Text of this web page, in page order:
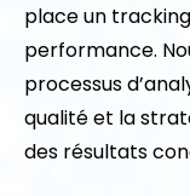
place un
performance.
processus
qualité et la
des résultats